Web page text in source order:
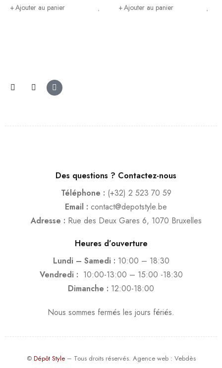
Ajouter au panier Ajouter au panier
Des questions ? Contactez-nous
Téléphone : (+32) 2 523 70 59
Email : contact@depotstyle.be
Adresse : Rue des Deux Gares 6, 1070 Bruxelles
Heures d’ouverture
Lundi – Samedi : 10:00 – 18:30
Vendredi : 10:00-13:00 – 15:00 -18:30
Dimanche : 12:00-18:00
Nous sommes fermés les jours fériés.
© Dépôt Style– Tous droits réservés. Agence web: Vebdès